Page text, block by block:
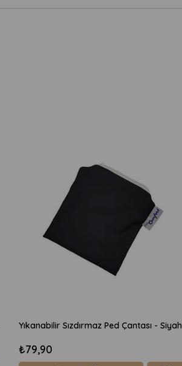
Yıkanabilir Sızdırmaz Ped Çantası - Siyah
₺79,90